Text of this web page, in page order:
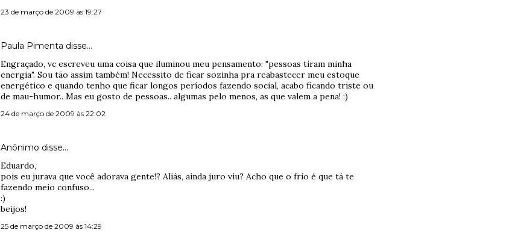
23 de março de 2009 às 19:27
Paula Pimenta disse…
Engraçado, vc escreveu uma coisa que iluminou meu pensamento: "pessoas tiram minha
energia". Sou tão assim também! Necessito de ficar sozinha pra reabastecer meu estoque
energético e quando tenho que ficar longos períodos fazendo social, acabo ficando triste ou
de mau-humor.. Mas eu gosto de pessoas.. algumas pelo menos, as que valem a pena! :)
24 de março de 2009 às 22:02
Anônimo disse…
Eduardo,
pois eu jurava que você adorava gente!? Aliás, ainda juro viu? Acho que o frio é que tá te
fazendo meio confuso...
:)
beijos!
25 de março de 2009 às 14:29